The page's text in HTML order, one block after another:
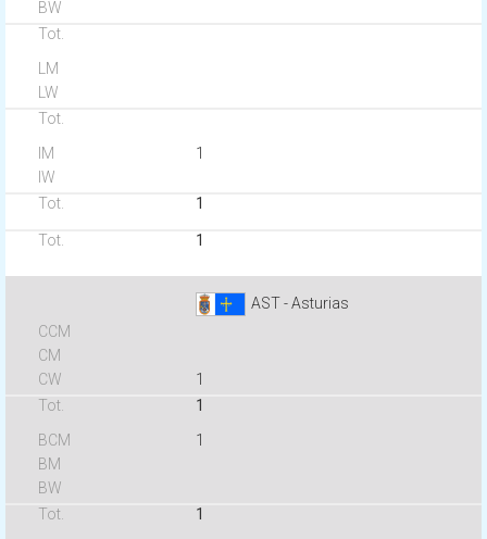
1
1
1
AST - Asturias
1
1
1
1